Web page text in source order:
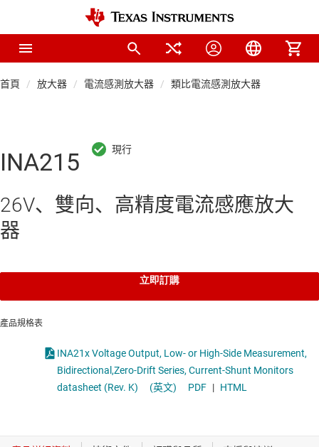
首頁 放大器 電流感測放大器 類比電流感測放大器
INA215
26V、雙向、高精度電流感應放大
器
立即訂購
產品規格表
INA21x Voltage Output, Low- or High-Side Measurement,
Bidirectional,Zero-Drift Series, Current-Shunt Monitors
datasheet (Rev. K)
(英文) PDF | HTML